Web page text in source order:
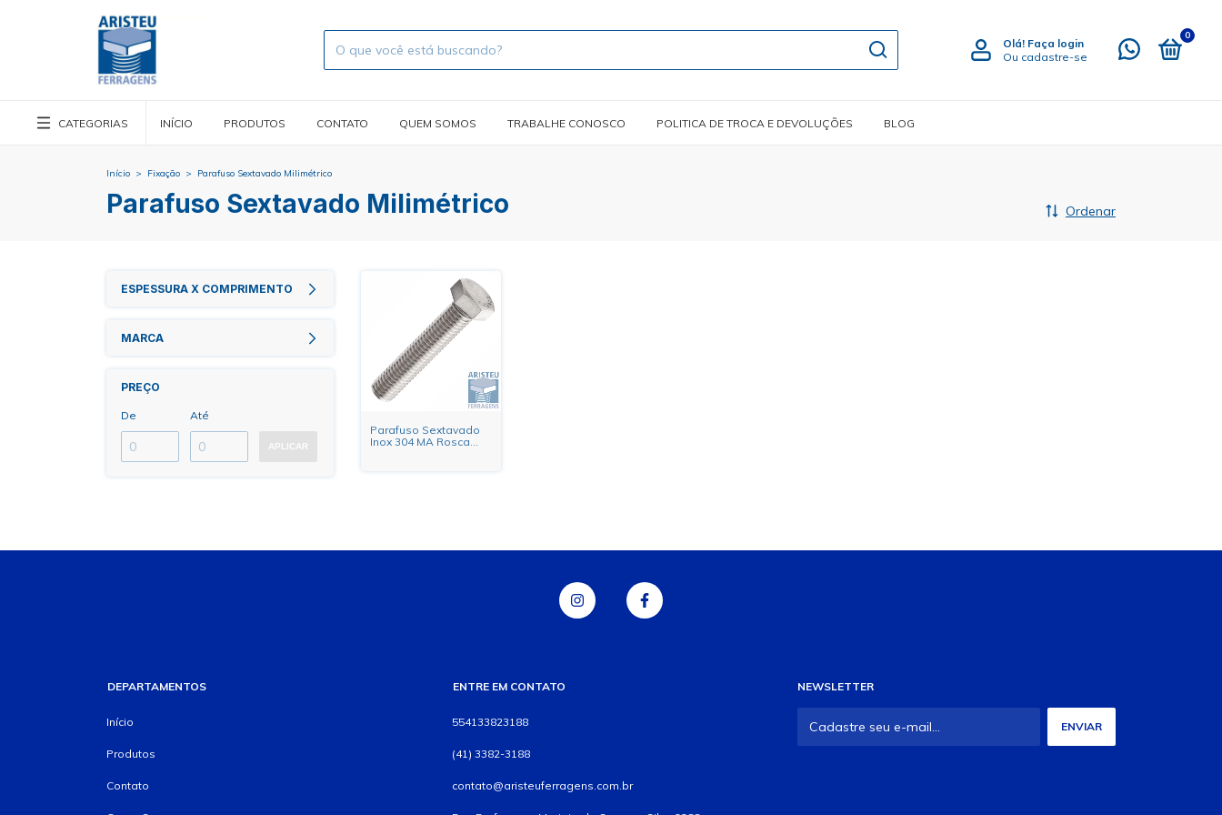
Olá! Faça login
Ou cadastre-se
0
CATEGORIAS INÍCIO PRODUTOS CONTATO QUEM SOMOS TRABALHE CONOSCO POLITICA DE TROCA E DEVOLUÇÕES BLOG
Início > Fixação > Parafuso Sextavado Milimétrico
Parafuso Sextavado Milimétrico Ordenar
ESPESSURA X COMPRIMENTO
MARCA
PREÇO
De Até
APLICAR
Parafuso Sextavado
Inox 304 MA Rosca
DEPARTAMENTOS
Início
Produtos
Contato
ENTRE EM CONTATO
554133823188
(41) 3382-3188
contato@aristeuferragens.com.br
NEWSLETTER